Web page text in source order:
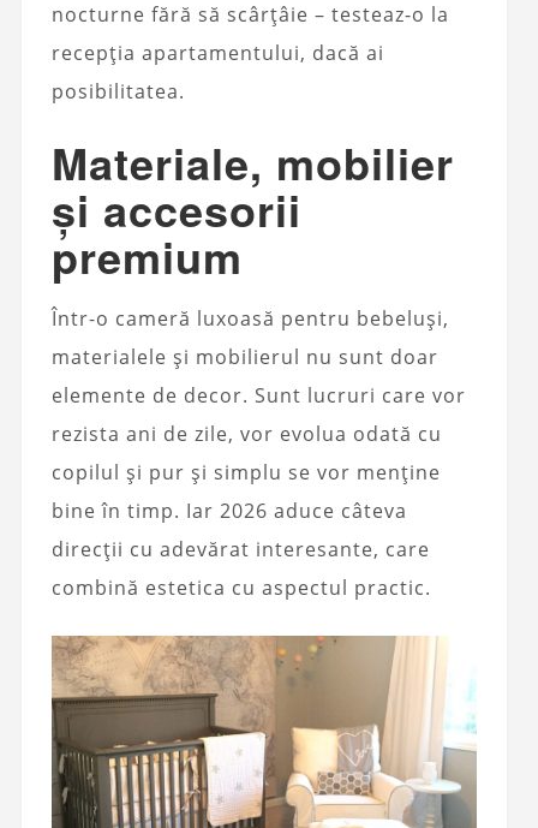
nocturne fără să scârțâie – testeaz-o la
recepția apartamentului, dacă ai
posibilitatea.
Materiale, mobilier
și accesorii
premium
Într-o cameră luxoasă pentru bebeluși,
materialele și mobilierul nu sunt doar
elemente de decor. Sunt lucruri care vor
rezista ani de zile, vor evolua odată cu
copilul și pur și simplu se vor menține
bine în timp. Iar 2026 aduce câteva
direcții cu adevărat interesante, care
combină estetica cu aspectul practic.